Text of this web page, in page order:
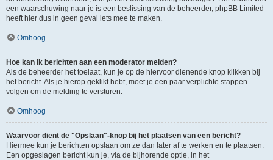
een waarschuwing naar je is een beslissing van de beheerder, phpBB Limited
heeft hier dus in geen geval iets mee te maken.
Omhoog
Hoe kan ik berichten aan een moderator melden?
Als de beheerder het toelaat, kun je op de hiervoor dienende knop klikken bij
het bericht. Als je hierop geklikt hebt, moet je een paar verplichte stappen
volgen om de melding te versturen.
Omhoog
Waarvoor dient de "Opslaan"-knop bij het plaatsen van een bericht?
Hiermee kun je berichten opslaan om ze dan later af te werken en te plaatsen.
Een opgeslagen bericht kun je, via de bijhorende optie, in het